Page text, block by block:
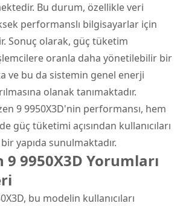
Bu durum, özellikle veri
performanslı bilgisayarlar için
Sonuç olarak, güç tüketim
oranla daha yönetilebilir bir
ve bu da sistemin genel enerji
olanak tanımaktadır.
9 9950X3D'nin performansı, hem
güç tüketimi açısından kullanıcıları
yapıda sunulmaktadır.
9 9950X3D Yorumları
bu modelin kullanıcıları